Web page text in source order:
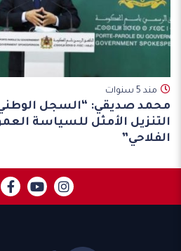
مند 5 سنوات
محمد صديقي: “السجل
التنزيل الأمثل للسياسة
الفلاحي”